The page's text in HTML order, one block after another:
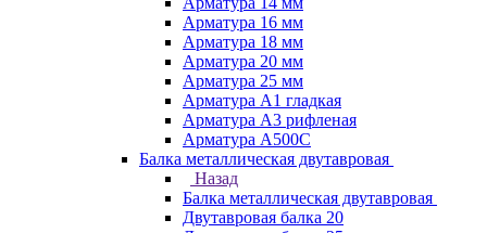
Арматура 16 мм
Арматура 18 мм
Арматура 20 мм
Арматура 25 мм
Арматура А1 гладкая
Арматура А3 рифленая
Арматура А500С
Балка металлическая двутавровая
Назад
Балка металлическая двутавровая
Двутавровая балка 20